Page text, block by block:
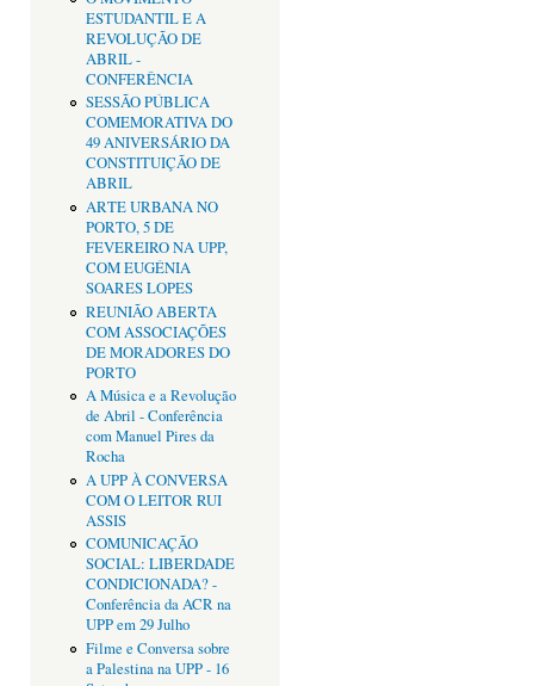
ESTUDANTIL E A
REVOLUÇÃO DE
ABRIL -
CONFERÊNCIA
SESSÃO PÚBLICA
COMEMORATIVA DO
49 ANIVERSÁRIO DA
CONSTITUIÇÃO DE
ABRIL
ARTE URBANA NO
PORTO, 5 DE
FEVEREIRO NA UPP,
COM EUGÉNIA
SOARES LOPES
REUNIÃO ABERTA
COM ASSOCIAÇÕES
DE MORADORES DO
PORTO
A Música e a Revolução
de Abril - Conferência
com Manuel Pires da
Rocha
A UPP À CONVERSA
COM O LEITOR RUI
ASSIS
COMUNICAÇÃO
SOCIAL: LIBERDADE
CONDICIONADA? -
Conferência da ACR na
UPP em 29 Julho
Filme e Conversa sobre
a Palestina na UPP - 16